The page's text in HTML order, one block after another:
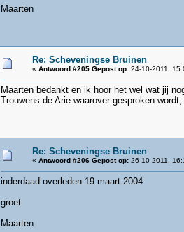
Maarten
Re: Scheveningse Bruinen
« Antwoord #205 Gepost op:24-10-2011,
Maarten bedankt en ik hoor het wel wat jij
Trouwens de Arie waarover gesproken
Re: Scheveningse Bruinen
« Antwoord #206 Gepost op:26-10-2011,
inderdaad overleden 19 maart 2004
groet
Maarten